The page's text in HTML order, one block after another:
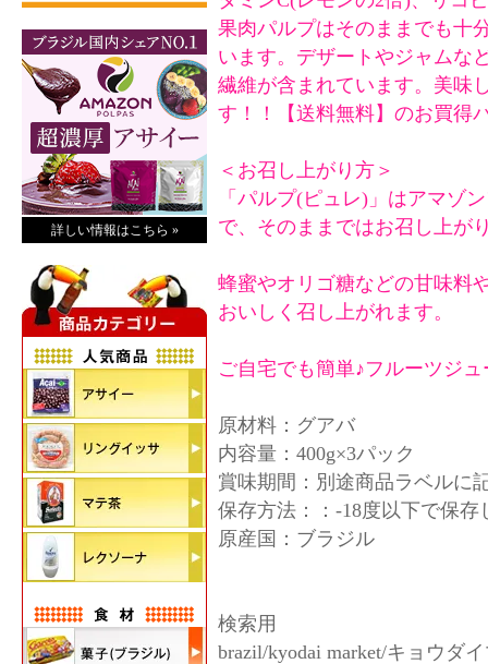
詳しい情報はこちら »
果肉パルプはそのままでも十
います。デザートやジャムな
繊維が含まれています。美味
す！！【送料無料】のお買得
＜お召し上がり方＞
「パルプ(ピュレ)」はアマゾ
で、そのままではお召し上が
蜂蜜やオリゴ糖などの甘味料
おいしく召し上がれます。
ご自宅でも簡単♪フルーツジ
原材料：グアバ
内容量：400g×3パック
賞味期間：別途商品ラベルに
保存方法：：-18度以下で保存
原産国：ブラジル
検索用
brazil/kyodai market/キョウダ